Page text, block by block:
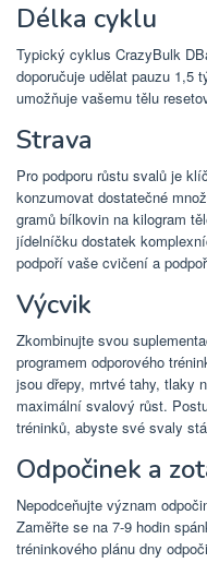
Délka cyklu
Typický cyklus CrazyBulk
doporučuje udělat pauzu 1,5
umožňuje vašemu tělu
Strava
Pro podporu růstu svalů je
konzumovat dostatečné
gramů bílkovin na kilogram
jídelníčku dostatek
podpoří vaše cvičení a
Výcvik
Zkombinujte svou
programem odporového
jsou dřepy, mrtvé tahy, tlaky
maximální svalový růst.
tréninků, abyste své svaly
Odpočinek a
Nepodceňujte význam
Zaměřte se na 7-9 hodin
tréninkového plánu dny